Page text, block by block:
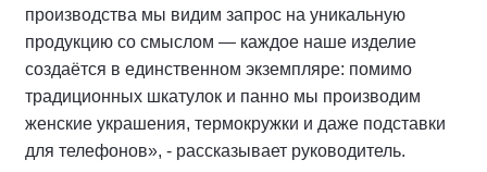
производства мы видим запрос на уникальную
продукцию со смыслом — каждое наше изделие
создаётся в единственном экземпляре: помимо
традиционных шкатулок и панно мы производим
женские украшения, термокружки и даже подставки
для телефонов», - рассказывает руководитель.